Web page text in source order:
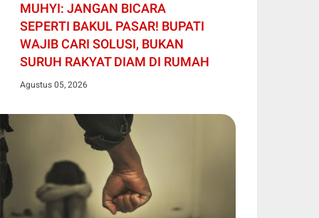
MUHYI: JANGAN BICARA
SEPERTI BAKUL PASAR! BUPATI
WAJIB CARI SOLUSI, BUKAN
SURUH RAKYAT DIAM DI RUMAH
Agustus 05, 2026